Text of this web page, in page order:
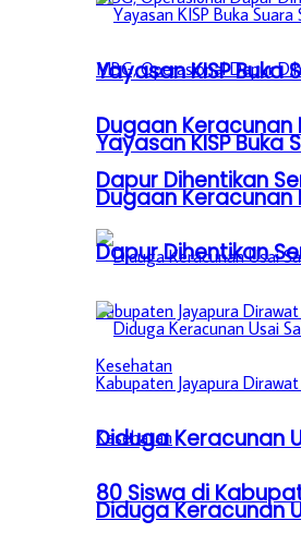
Yayasan KISP Buka
Dugaan Keracunan
Dapur Dihentikan
Diduga Keracunan
80 Siswa di
Yayasan KISP Buka
Dugaan Keracunan
Dapur Dihentikan
Diduga Keracunan